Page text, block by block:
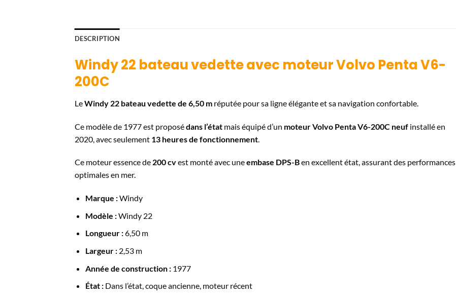
DESCRIPTION
Windy 22 bateau vedette avec moteur Volvo Penta V6-
200C
LeWindy 22 bateau vedette de 6,50 m réputée pour sa ligne élégante et sa navigation confortable.
Ce modèle de 1977 est proposédans l’état mais équipé d’un moteur Volvo Penta V6-200C neuf installé en
2020, avec seulement 13 heures de fonctionnement
Ce moteur essence de 200 cvest monté avec uneembase DPS-Ben excellent état, assurant des performances
optimales en mer.
Marque :Windy
Modèle :Windy 22
Longueur :6,50 m
Largeur :2,53 m
Année de construction :1977
État :Dans l’état, coque ancienne, moteur récent